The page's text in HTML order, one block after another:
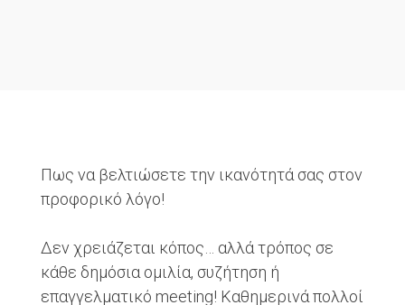
Πως να βελτιώσετε την ικανότητά σας στον
προφορικό λόγο!
Δεν χρειάζεται κόπος… αλλά τρόπος σε
κάθε δημόσια ομιλία, συζήτηση ή
επαγγελματικό meeting! Καθημερινά πολλοί